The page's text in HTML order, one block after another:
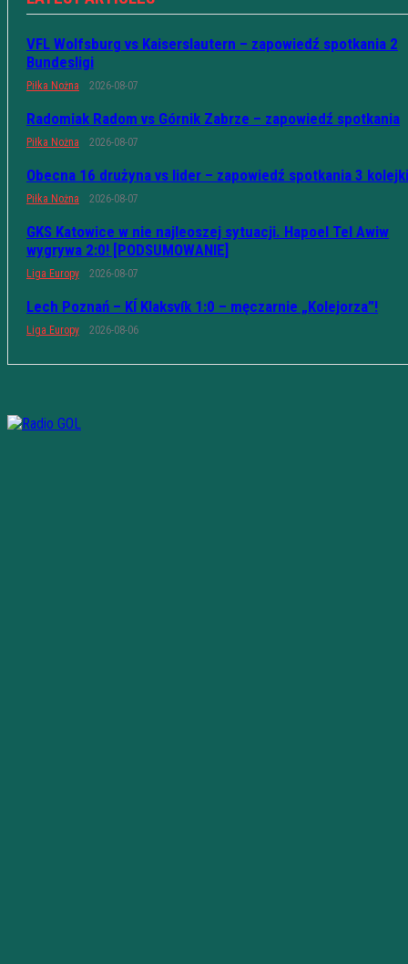
VFL Wolfsburg vs Kaiserslautern – zapowiedź spotkania 2
Bundesligi
Piłka Nożna 2026-08-07
Radomiak Radom vs Górnik Zabrze – zapowiedź spotkania
Piłka Nożna 2026-08-07
Obecna 16 drużyna vs lider – zapowiedź spotkania 3 kolejki
Piłka Nożna 2026-08-07
GKS Katowice w nie najleoszej sytuacji. Hapoel Tel Awiw
wygrywa 2:0! [PODSUMOWANIE]
Liga Europy 2026-08-07
Lech Poznań – KÍ Klaksvík 1:0 – męczarnie „Kolejorza”!
Liga Europy 2026-08-06